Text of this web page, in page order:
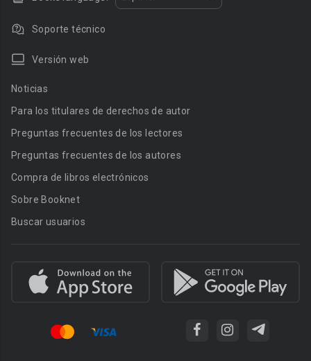
Soporte técnico
Versión web
Noticias
Para los titulares de derechos de autor
Preguntas frecuentes de los lectores
Preguntas frecuentes de los autores
Compra de libros electrónicos
Sobre Booknet
Buscar usuarios